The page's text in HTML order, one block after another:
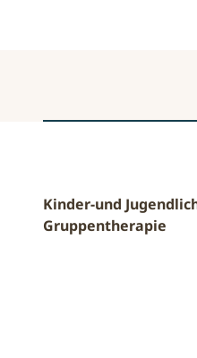
Kinder-und
Gruppentherapie